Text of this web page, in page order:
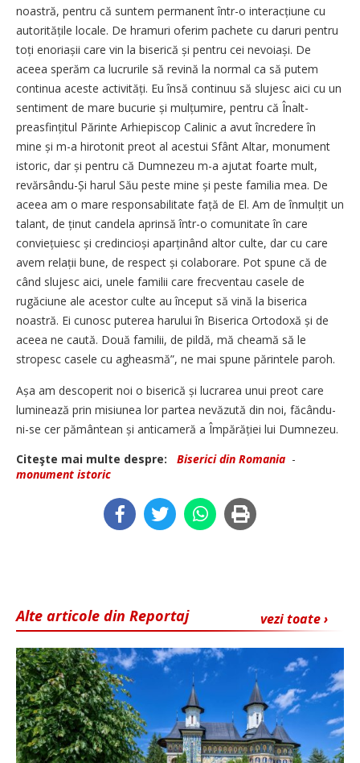
noastră, pentru că suntem permanent într-o interacțiune cu
autoritățile locale. De hramuri oferim pachete cu daruri pentru
toți enoriașii care vin la biserică și pentru cei nevoiași. De
aceea sperăm ca lucrurile să revină la normal ca să putem
continua aceste activități. Eu însă continuu să slujesc aici cu un
sentiment de mare bucurie și mulțumire, pentru că Înalt­
preasfințitul Părinte Arhiepiscop Calinic a avut încredere în
mine și m-a hirotonit preot al acestui Sfânt Altar, monument
istoric, dar și pentru că Dumnezeu m-a ajutat foarte mult,
revărsându-Și harul Său peste mine și peste familia mea. De
aceea am o mare responsabilitate față de El. Am de înmulțit un
talant, de ținut candela aprinsă într-o comunitate în care
conviețuiesc și credincioși aparținând altor culte, dar cu care
avem relații bune, de respect și colaborare. Pot spune că de
când slujesc aici, unele familii care frecventau casele de
rugăciune ale acestor culte au început să vină la biserica
noastră. Ei cunosc puterea harului în Biserica Ortodoxă și de
aceea ne caută. Două familii, de pildă, mă cheamă să le
stropesc casele cu agheasmă”, ne mai spune părintele paroh.
Așa am descoperit noi o biserică și lucrarea unui preot care
luminează prin misiunea lor partea nevăzută din noi, făcându-
ni-se cer pământean și anticameră a Împărăției lui Dumnezeu.
Citeşte mai multe despre:
Biserici din Romania -
monument istoric
vezi toate ›
Alte articole din Reportaj